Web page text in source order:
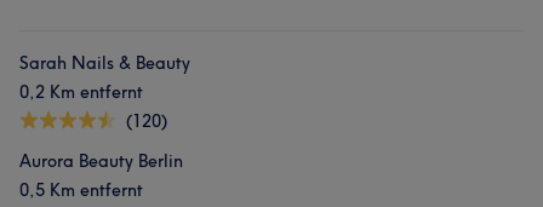
Sarah Nails & Beauty
0,2 Km entfernt
(120)
Aurora Beauty Berlin
0,5 Km entfernt